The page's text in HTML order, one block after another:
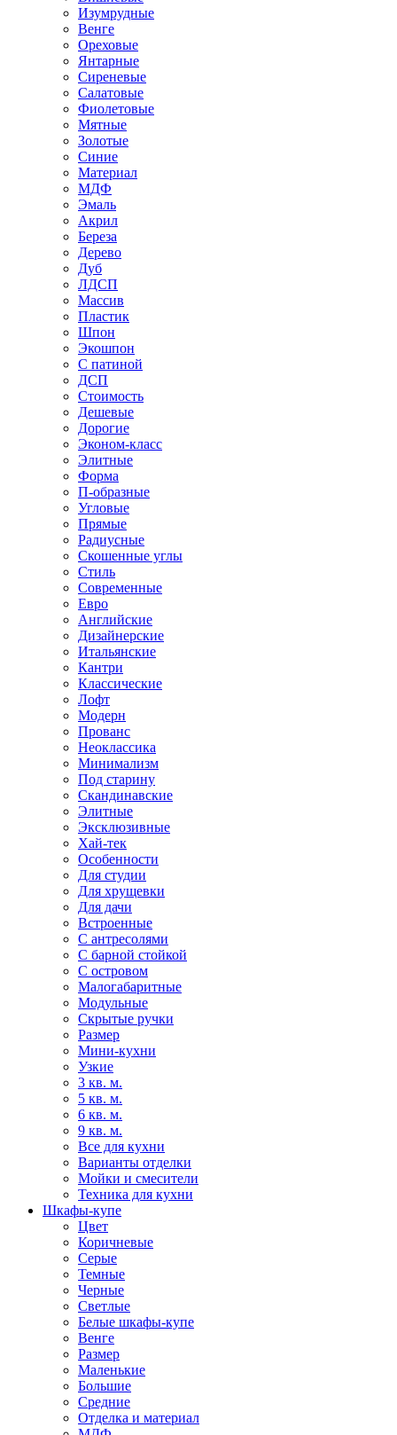
Изумрудные
Венге
Ореховые
Янтарные
Сиреневые
Салатовые
Фиолетовые
Мятные
Золотые
Синие
Материал
МДФ
Эмаль
Акрил
Береза
Дерево
Дуб
ЛДСП
Массив
Пластик
Шпон
Экошпон
С патиной
ДСП
Стоимость
Дешевые
Дорогие
Эконом-класс
Элитные
Форма
П-образные
Угловые
Прямые
Радиусные
Скошенные углы
Стиль
Современные
Евро
Английские
Дизайнерские
Итальянские
Кантри
Классические
Лофт
Модерн
Прованс
Неоклассика
Минимализм
Под старину
Скандинавские
Элитные
Эксклюзивные
Хай-тек
Особенности
Для студии
Для хрущевки
Для дачи
Встроенные
С антресолями
С барной стойкой
С островом
Малогабаритные
Модульные
Скрытые ручки
Размер
Мини-кухни
Узкие
3 кв. м.
5 кв. м.
6 кв. м.
9 кв. м.
Все для кухни
Варианты отделки
Мойки и смесители
Техника для кухни
Шкафы-купе
Цвет
Коричневые
Серые
Темные
Черные
Светлые
Белые шкафы-купе
Венге
Размер
Маленькие
Большие
Средние
Отделка и материал